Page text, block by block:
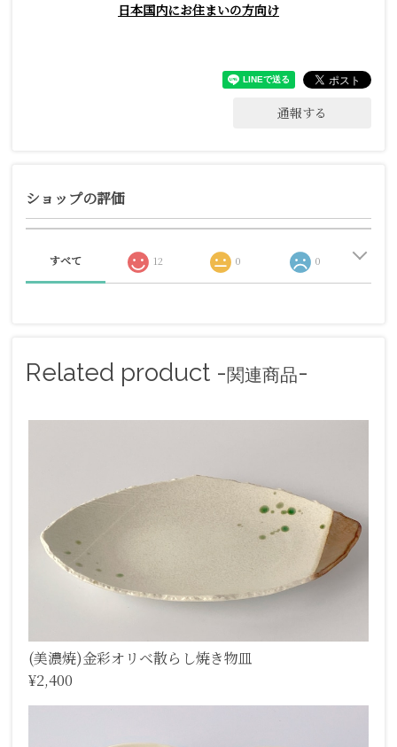
日本国内にお住まいの方向け
通報する
ショップの評価
すべて 12 0 0
Related product -関連商品-
(美濃焼)金彩オリベ散らし焼き物皿
¥2,400